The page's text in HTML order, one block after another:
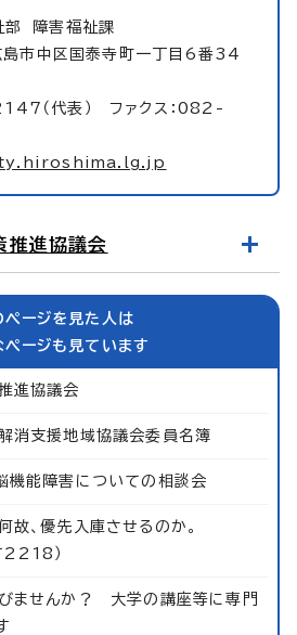
部
障害福祉課
中区国泰寺町一丁目6番34
（代表） ファクス：082-
推進協議会
ページを見た人は
ページも見ています
進協議会
消支援地域協議会委員名簿
能障害についての相談会
故、優先入庫させるのか。
）
ませんか？ 大学の講座等に専門